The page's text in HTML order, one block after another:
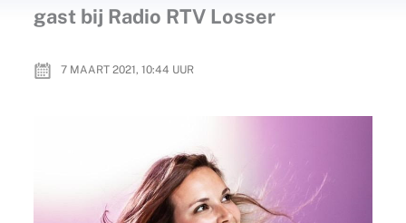
gast bij Radio RTV Losser
7 MAART 2021, 10:44 UUR